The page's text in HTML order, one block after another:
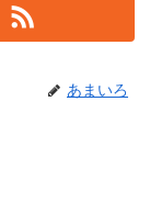
あまいろ